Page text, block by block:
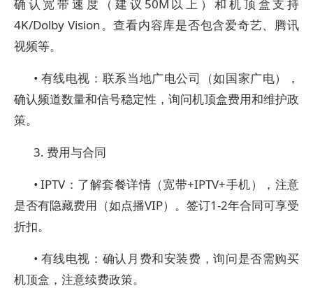
确认宽带速度（建议50M以上）和机顶盒支持
4K/Dolby Vision。查看内容库是否包含爱奇艺、腾讯
视频等。
• 有线电视：联系当地广电公司（如国家广电），
确认频道数量和信号稳定性，询问机顶盒费用和维护政
策。
3. 费用与合同
• IPTV：了解套餐详情（宽带+IPTV+手机），注意
是否有隐藏费用（如点播VIP）。签订1-2年合同可享受
折扣。
• 有线电视：确认月费和安装费，询问是否需购买
机顶盒，注意续费政策。